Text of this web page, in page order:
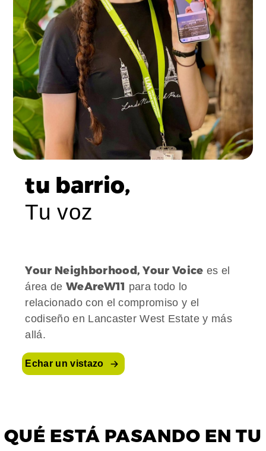
tu barrio,
Tu voz
Your Neighborhood, Your Voice es el
área de WeAreW11 para todo lo
relacionado con el compromiso y el
codiseño en Lancaster West Estate y más
allá.
Echar un vistazo
QUÉ ESTÁ PASANDO EN TU